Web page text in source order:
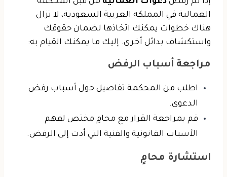
العمالية في المملكة العربية السعودية، لا تزال
هناك خطوات يمكنك اتخاذها لضمان حقوقك
واستكشاف بدائل أخرى. إليك ما يمكنك القيام به:
مراجعة أسباب الرفض
اطلب من المحكمة تفاصيل حول أسباب رفض
الدعوى.
قم بمراجعة القرار مع محامٍ مختص لفهم
الأسباب القانونية والفنية التي أدت إلى الرفض.
استشارة محامٍ